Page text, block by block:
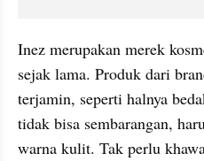
Inez merupakan merek
sejak lama. Produk dari
terjamin, seperti halnya
tidak bisa sembarangan,
warna kulit. Tak perlu